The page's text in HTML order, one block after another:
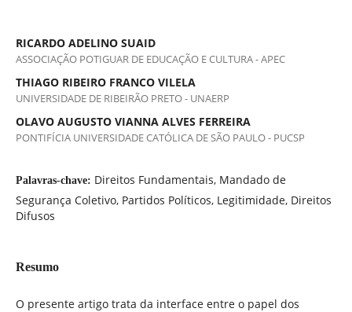
RICARDO ADELINO SUAID
ASSOCIAÇÃO POTIGUAR DE EDUCAÇÃO E CULTURA - APEC
THIAGO RIBEIRO FRANCO VILELA
UNIVERSIDADE DE RIBEIRÃO PRETO - UNAERP
OLAVO AUGUSTO VIANNA ALVES FERREIRA
PONTIFÍCIA UNIVERSIDADE CATÓLICA DE SÃO PAULO - PUCSP
Palavras-chave: Direitos Fundamentais, Mandado de
Segurança Coletivo, Partidos Políticos, Legitimidade, Direitos
Difusos
Resumo
O presente artigo trata da interface entre o papel dos